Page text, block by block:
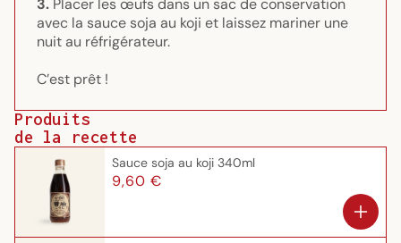
avec la sauce soja au koji et laissez mariner une
nuit au réfrigérateur.
C’est prêt !
Produits
de la recette
Sauce soja au koji 340ml
Prix
9,60 €